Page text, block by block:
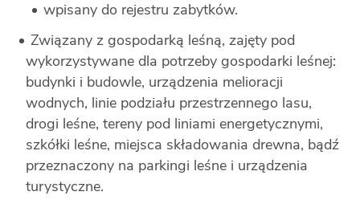
wpisany do rejestru zabytków.
Związany z gospodarką leśną, zajęty pod
wykorzystywane dla potrzeby gospodarki leśnej:
budynki i budowle, urządzenia melioracji
wodnych, linie podziału przestrzennego lasu,
drogi leśne, tereny pod liniami energetycznymi,
szkółki leśne, miejsca składowania drewna, bądź
przeznaczony na parkingi leśne i urządzenia
turystyczne.